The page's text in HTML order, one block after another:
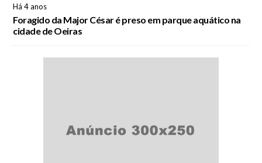
Há 4 anos
Foragido da Major César é preso em parque aquático na
cidade de Oeiras